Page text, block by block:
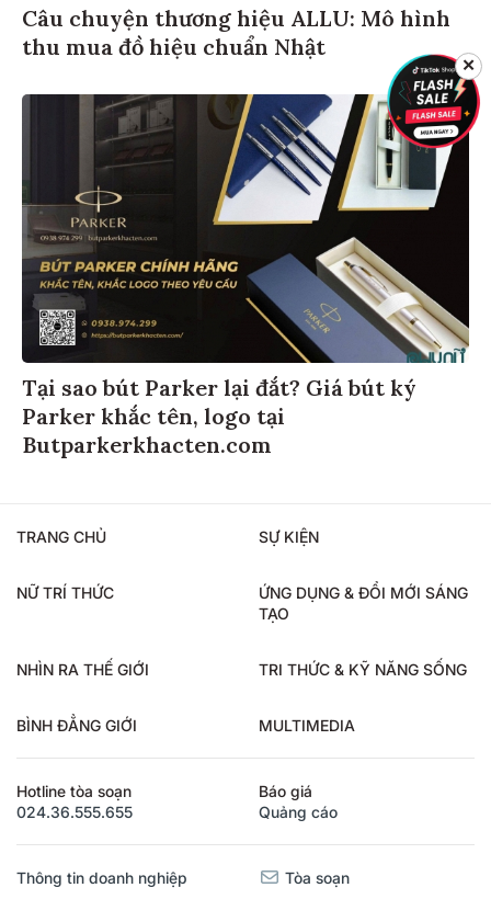
Câu chuyện thương hiệu ALLU: Mô hình
thu mua đồ hiệu chuẩn Nhật
Tại sao bút Parker lại đắt? Giá bút ký
Parker khắc tên, logo tại
Butparkerkhacten.com
TRANG CHỦ SỰ KIỆN
NỮ TRÍ THỨC
ỨNG DỤNG & ĐỔI MỚI SÁNG
TẠO
NHÌN RA THẾ GIỚI TRI THỨC & KỸ NĂNG SỐNG
BÌNH ĐẲNG GIỚI MULTIMEDIA
Hotline tòa soạn
024.36.555.655
Báo giá
Quảng cáo
Thông tin doanh nghiệp Tòa soạn
✕